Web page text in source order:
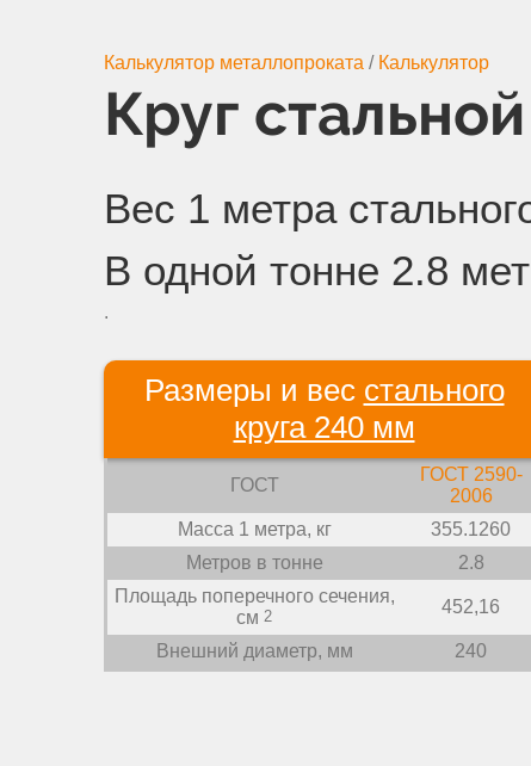
Калькулятор металлопроката / Калькулятор
Круг
Вес 1 метра
В одной тонне 2.8
.
Размеры и вес стального
круга 240 мм
ГОСТ
ГОСТ 2590-
2006
Масса 1 метра, кг
355.1260
Метров в тонне
2.8
Площадь поперечного сечения,
см 2 452,16
Внешний диаметр, мм 240